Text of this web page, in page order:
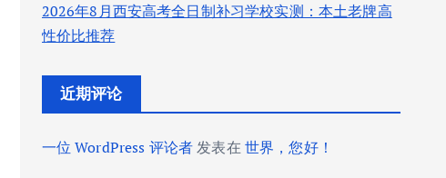
2026年8月西安高考全日制补习学校实测：本土老牌高
性价比推荐
近期评论
一位 WordPress 评论者发表在 世界，您好！